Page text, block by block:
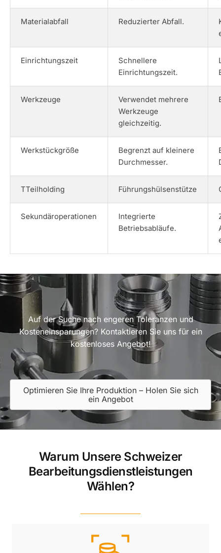
Materialabfall Reduzierter Abfall.
Einrichtungszeit
Schnellere
Einrichtungszeit.
Werkzeuge
Verwendet mehrere
Werkzeuge
gleichzeitig.
Werkstückgröße
Begrenzt auf kleinere
Durchmesser.
TTeilholding Führungshülsenstütze
Sekundäroperationen
Integrierte
Betriebsabläufe.
Auf der Suche nach engeren Toleranzen und
Kosteneinsparungen? Kontaktieren Sie uns für ein
kostenloses Angebot!
Optimieren Sie Ihre Produktion – Holen Sie sich
ein Angebot
Warum Unsere Schweizer
Bearbeitungsdienstleistungen
Wählen?